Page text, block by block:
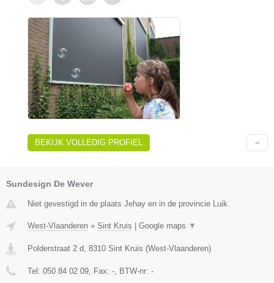
BEKIJK VOLLEDIG PROFIEL
Sundesign De Wever
Niet gevestigd in de plaats Jehay en in de provincie Luik.
West-Vlaanderen » Sint Kruis | Google maps ▼
Polderstraat 2 d 8310 Sint Kruis (West-Vlaanderen)
Tel: 050 84 02 09 , Fax: - , BTW-nr: -